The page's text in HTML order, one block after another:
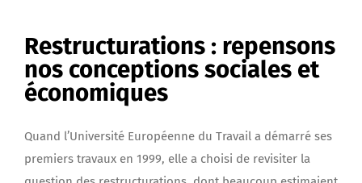
Restructurations : repensons
nos conceptions sociales et
économiques
Quand l’Université Européenne du Travail a démarré ses
premiers travaux en 1999, elle a choisi de revisiter la